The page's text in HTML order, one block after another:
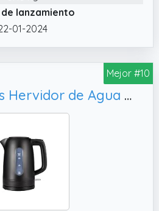
de lanzamiento
01-2024
Mejor #10
Amazon Basics Hervidor de Agua Eléctrico 1, Negro Mate